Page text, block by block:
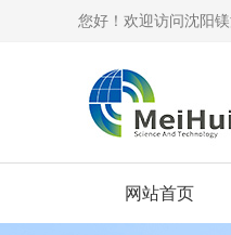
您好！欢迎访问沈阳
网站首页